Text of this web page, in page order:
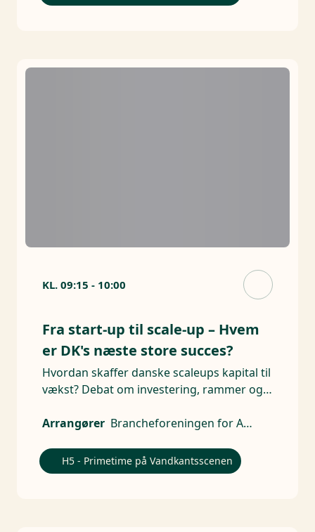
KL. 09:15 - 10:00
Fra start-up til scale-up – Hvem
er DK's næste store succes?
Hvordan skaffer danske scaleups kapital til
vækst? Debat om investering, rammer og
Arrangører
Brancheforeningen for Aktive Ejere
H5 - Primetime på Vandkantsscenen